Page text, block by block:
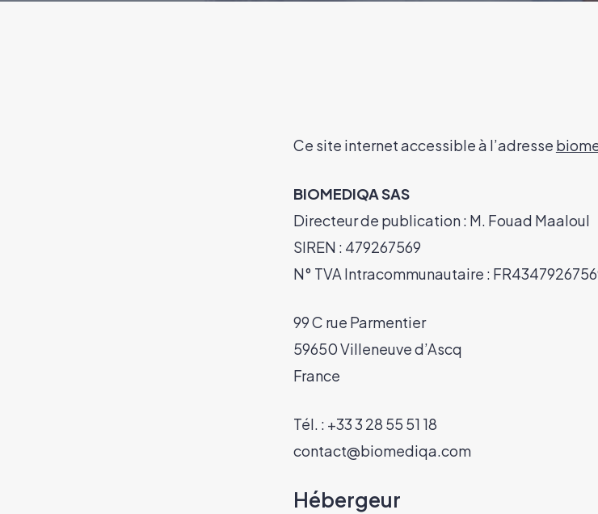
Ce site internet accessible à l’adresse
BIOMEDIQA SAS
Directeur de publication : M. Fouad Maaloul
SIREN : 479267569
N° TVA Intracommunautaire :
99 C rue Parmentier
59650 Villeneuve d’Ascq
France
Tél. : +33 3 28 55 51 18
contact@biomediqa.com
Hébergeur